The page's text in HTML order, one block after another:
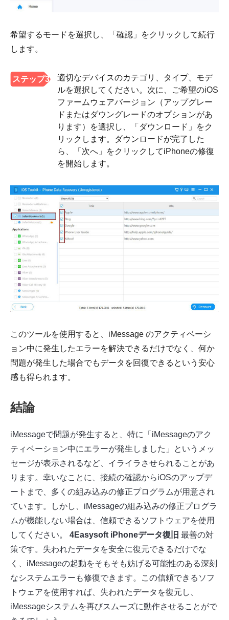
希望するモードを選択し、「確認」をクリックして続行
します。
ステップ3
適切なデバイスのカテゴリ、タイプ、モデ
ルを選択してください。次に、ご希望のiOS
ファームウェアバージョン（アップグレー
ドまたはダウングレードのオプションがあ
ります）を選択し、「ダウンロード」をク
リックします。ダウンロードが完了した
ら、「次へ」をクリックしてiPhoneの修復
を開始します。
このツールを使用すると、iMessage のアクティベーシ
ョン中に発生したエラーを解決できるだけでなく、何か
問題が発生した場合でもデータを回復できるという安心
感も得られます。
結論
iMessageで問題が発生すると、特に「iMessageのアク
ティベーション中にエラーが発生しました」というメッ
セージが表示されるなど、イライラさせられることがあ
ります。幸いなことに、接続の確認からiOSのアップデ
ートまで、多くの組み込みの修正プログラムが用意され
ています。しかし、iMessageの組み込みの修正プログラ
ムが機能しない場合は、信頼できるソフトウェアを使用
してください。 4Easysoft iPhoneデータ復旧 最善の対
策です。失われたデータを安全に復元できるだけでな
く、iMessageの起動をそもそも妨げる可能性のある深刻
なシステムエラーも修復できます。この信頼できるソフ
トウェアを使用すれば、失われたデータを復元し、
iMessageシステムを再びスムーズに動作させることがで